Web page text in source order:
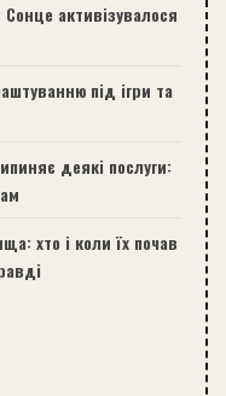
активізувалося
під ігри та
деякі послуги:
хто і коли їх почав